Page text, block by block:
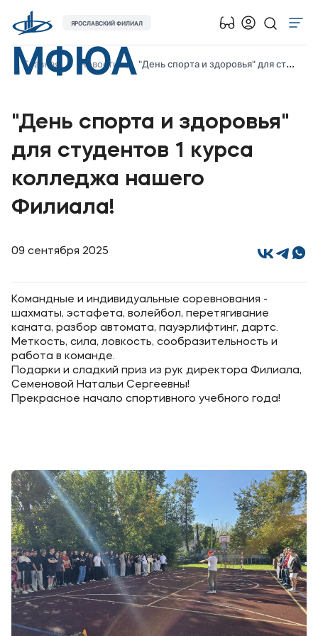
МФЮА
ЯРОСЛАВСКИЙ ФИЛИАЛ
Об университете
Абитуриенту
Музейно-выставочный центр МФЮА
Наука
Противодействие терроризму и экстремизму
Студентам
Выпускникам
Карьера
Институт дополнительного образования
Дополнительное образование
Медиа
Объявления
Новости ВУЗа
Контакты
Главная Новости "День спорта и здоровья" для студентов 1 курса колледжа нашего Филиала!
"День спорта и здоровья"
для студентов 1 курса
колледжа нашего
Филиала!
09 сентября 2025
Командные и индивидуальные соревнования -
шахматы, эстафета, волейбол, перетягивание
каната, разбор автомата, пауэрлифтинг, дартс.
Меткость, сила, ловкость, сообразительность и
работа в команде.
Подарки и сладкий приз из рук директора Филиала,
Семеновой Натальи Сергеевны!
Прекрасное начало спортивного учебного года!